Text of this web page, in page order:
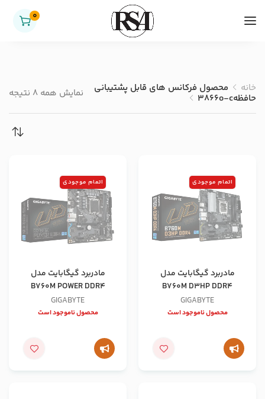
0
خانه محصول فرکانس های قابل پشتیبانی
حافظه3866o-c نمایش همه 8 نتیجه
اتمام موجودی
مادربرد گیگابایت مدل
B760M D3HP DDR4
GIGABYTE
محصول ناموجود است
اتمام موجودی
مادربرد گیگابایت مدل
B760M POWER DDR4
GIGABYTE
محصول ناموجود است